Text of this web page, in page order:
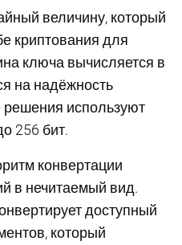
величину, который
криптования для
ключа вычисляется в
на надёжность
используют
256 бит.
конвертации
в нечитаемый вид.
доступный
который